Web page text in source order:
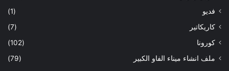
فديو
(1)
كاريكاتير
(7)
كورونا
(102)
ملف انشاء ميناء الفاو الكبير
(79)